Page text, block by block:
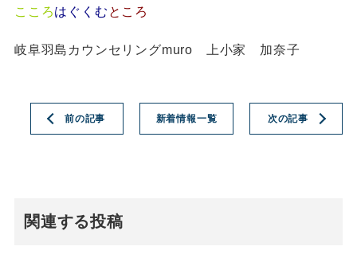
こころはぐくむ ところ
岐阜羽島カウンセリングmuro 上小家 加奈子
前の記事 次の記事
新着情報一覧
関連する投稿